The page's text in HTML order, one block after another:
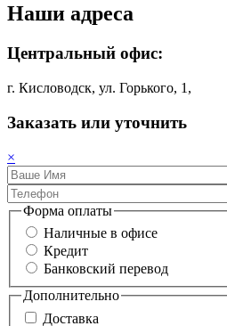
Наши адреса
Центральный офис:
г. Кисловодск, ул. Горького, 1,
Заказать или уточнить
×
Форма оплаты
Наличные в офисе
Кредит
Банковский перевод
Дополнительно
Доставка